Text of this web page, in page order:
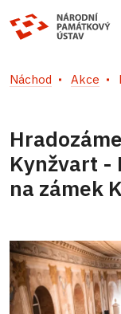
Náchod Akce
Kynžvart -
na zámek